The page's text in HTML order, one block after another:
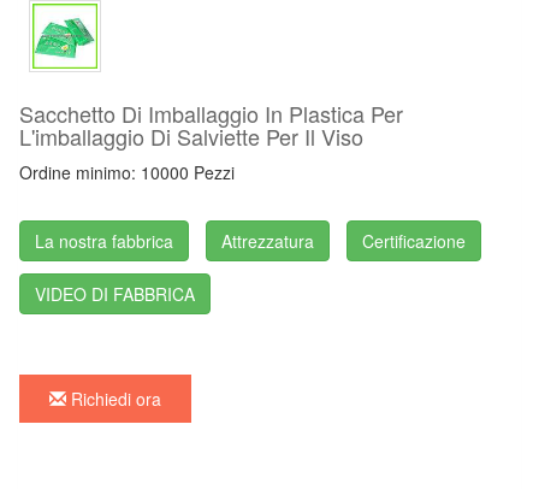
Sacchetto Di Imballaggio In Plastica Per
L'imballaggio Di Salviette Per Il Viso
Ordine minimo: 10000 Pezzi
La nostra fabbrica Attrezzatura Certificazione
VIDEO DI FABBRICA
Richiedi ora